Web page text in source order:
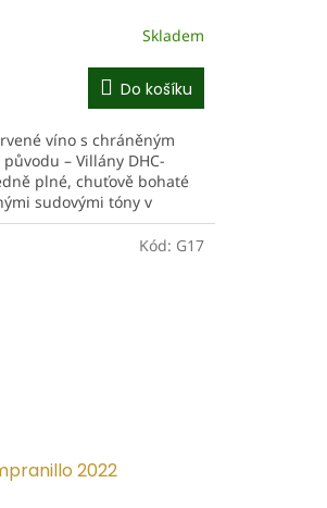
Skladem
Do košíku
víno s chráněným
– Villány DHC-
plné, chuťově bohaté
sudovými tóny v
se objevují již vyzrálé...
2022
Kód: G17